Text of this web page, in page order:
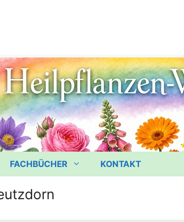
FACHBÜCHER KONTAKT